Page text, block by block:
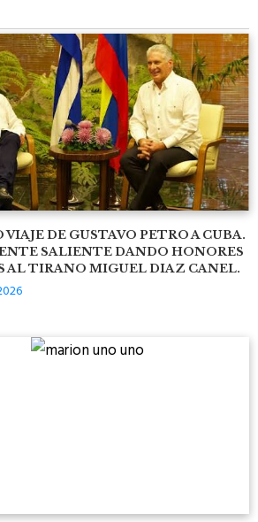
DE GUSTAVO PETRO A CUBA.
SALIENTE DANDO HONORES
AL TIRANO MIGUEL DIAZ CANEL.